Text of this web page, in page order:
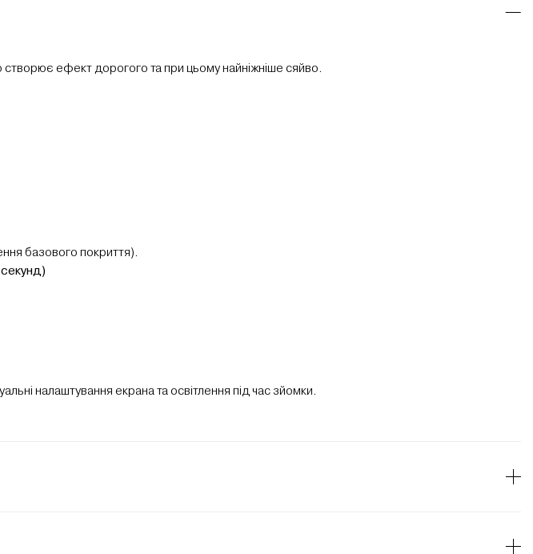
ефект дорогого та при цьому найніжніше сяйво.
базового покриття).
налаштування екрана та освітлення під час зйомки.